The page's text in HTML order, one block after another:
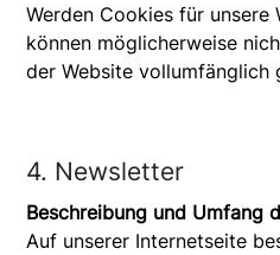
Werden Cookies für
können möglicherweise
der Website vollumfänglich
4. Newsletter
Beschreibung und Umfang
Auf unserer Internetseite